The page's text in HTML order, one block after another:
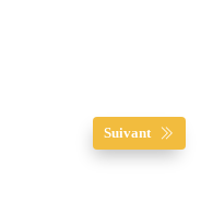
Suivant